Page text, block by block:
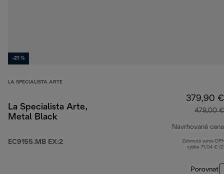
-21 %
LA SPECIALISTA ARTE
La Specialista Arte,
Metal Black
EC9155.MB EX:2
379,90 €
479,00 €
Navrhovaná cena
Zahrnutá suma
výške 71,04 €
Porovnať